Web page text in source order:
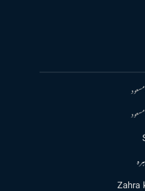
Zahra